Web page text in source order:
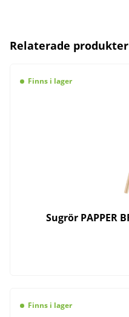
Relaterade produkter
Finns i lager
Sugrör PAPPER
Finns i lager